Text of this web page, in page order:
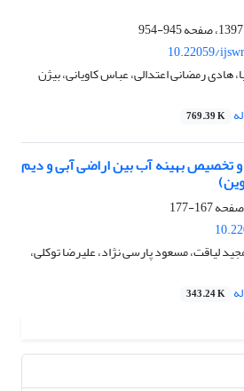
945-954
10.22059/
رمضانی اعتدالی، عباس کاویانی، بیژن
769.39 K
و تخصیص بهینه آب بین اراضی آبی و دیم
167-177
لیاقت، مسعود پارسی نژاد، علیرضا توکلی،
343.24 K